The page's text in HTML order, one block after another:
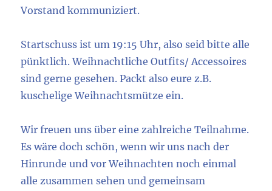
Vorstand kommuniziert.
Startschuss ist um 19:15 Uhr, also seid bitte alle
pünktlich. Weihnachtliche Outfits/ Accessoires
sind gerne gesehen. Packt also eure z.B.
kuschelige Weihnachtsmütze ein.
Wir freuen uns über eine zahlreiche Teilnahme.
Es wäre doch schön, wenn wir uns nach der
Hinrunde und vor Weihnachten noch einmal
alle zusammen sehen und gemeinsam